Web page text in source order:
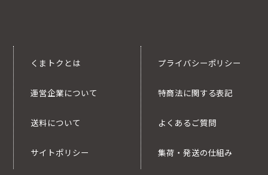
くまトクとは
運営企業について
送料について
サイトポリシー
プライバシーポリシー
特商法に関する表記
よくあるご質問
集荷・発送の仕組み